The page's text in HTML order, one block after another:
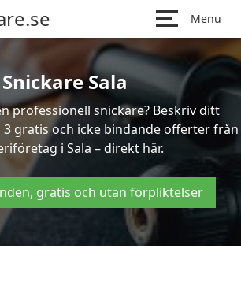
Menu
Snickare Sala
professionell snickare? Beskriv ditt
gratis och icke bindande offerter från
i Sala – direkt här.
gratis och utan förpliktelser